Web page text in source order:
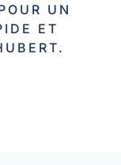
UN
ET